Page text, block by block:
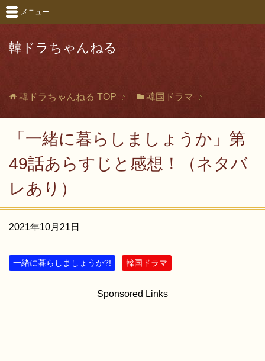
韓ドラちゃんねる
メニュー
韓ドラちゃんねる TOP 韓国ドラマ
「一緒に暮らしましょうか」第
49話あらすじと感想！（ネタバ
レあり）
2021年10月21日
一緒に暮らしましょうか?! 韓国ドラマ
Sponsored Links